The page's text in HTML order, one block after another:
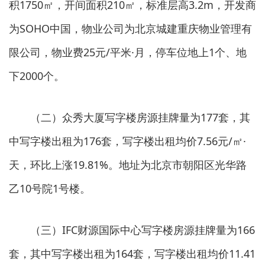
积1750㎡，开间面积210㎡，标准层高3.2m，开发商
为SOHO中国，物业公司为北京城建重庆物业管理有
限公司，物业费25元/平米·月，停车位地上1个、地
下2000个。
（二）众秀大厦写字楼房源挂牌量为177套，其
中写字楼出租为176套，写字楼出租均价7.56元/㎡·
天，环比上涨19.81%。地址为北京市朝阳区光华路
乙10号院1号楼。
（三）IFC财源国际中心写字楼房源挂牌量为166
套，其中写字楼出租为164套，写字楼出租均价11.41